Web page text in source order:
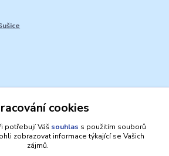
cookies
potřebují Váš souhlas s použitím souborů
zobrazovat informace týkající se Vašich
zájmů.